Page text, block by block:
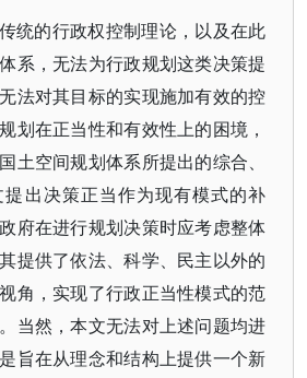
统的行政权控制理论，以及在此
系，无法为行政规划这类决策提
法对其目标的实现施加有效的控
划在正当性和有效性上的困境，
土空间规划体系所提出的综合、
出决策正当作为现有模式的补
府在进行规划决策时应考虑整体
提供了依法、科学、民主以外的
角，实现了行政正当性模式的范
当然，本文无法对上述问题均进
旨在从理念和结构上提供一个新